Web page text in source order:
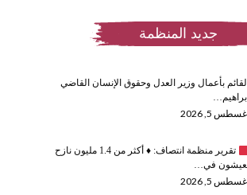
جديد المنظمة
بأعمال وزير العدل وحقوق الإنسان القاضي
5, 2026
تقرير منظمة انتصاف: ♦️
أكثر من 1.4 مليون نازح
في…
5, 2026